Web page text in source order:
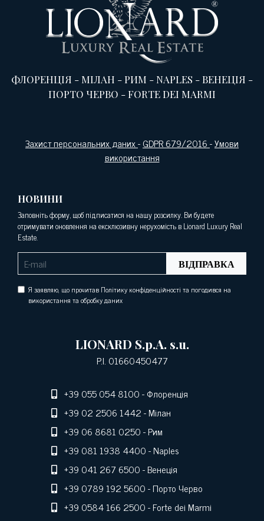
ФЛОРЕНЦІЯ -МІЛАН -РИМ -NAPLES -ВЕНЕЦІЯ -
ПОРТО ЧЕРВО -FORTE DEI MARMI
Захист персональних даних-GDPR 679/2016-Умови
використання
НОВИНИ
Заповніть форму, щоб підписатися на нашу розсилку. Ви будете
отримувати оновлення на ексклюзивну нерухомість в Lionard Luxury Real
Estate.
ВІДПРАВКА
Я заявляю, що прочитав Політику конфіденційності та погодився на
використання та обробку даних
LIONARD S.p.A. s.u.
P.I. 01660450477
+39 055 054 8100- Флоренція
+39 02 2506 1442- Мілан
+39 06 8681 0250- Рим
+39 081 1938 4400- Naples
+39 041 267 6500- Венеція
+39 0789 192 5600- Порто Черво
+39 0584 166 2500- Forte dei Marmi